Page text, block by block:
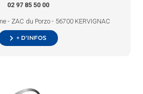
02 97 85 50 00
- ZAC du Porzo - 56700 KERVIGNAC
+ d’infos